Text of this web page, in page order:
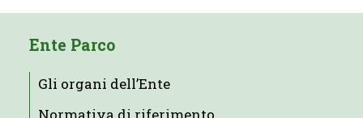
Ente Parco
Gli organi dell’Ente